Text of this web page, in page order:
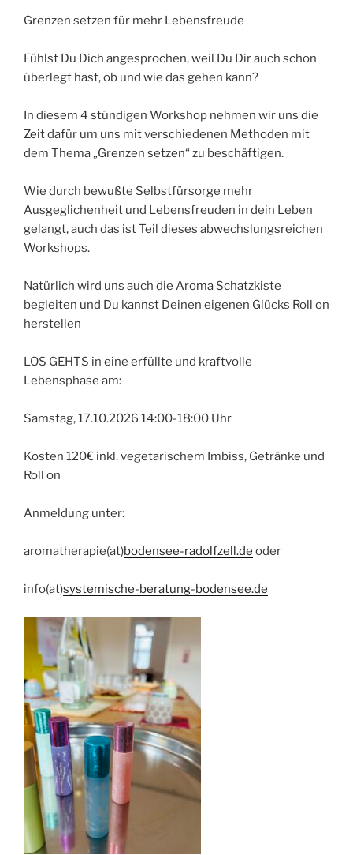
Grenzen setzen für mehr Lebensfreude
Fühlst Du Dich angesprochen, weil Du Dir auch schon
überlegt hast, ob und wie das gehen kann?
In diesem 4 stündigen Workshop nehmen wir uns die
Zeit dafür um uns mit verschiedenen Methoden mit
dem Thema „Grenzen setzen“ zu beschäftigen.
Wie durch bewußte Selbstfürsorge mehr
Ausgeglichenheit und Lebensfreuden in dein Leben
gelangt, auch das ist Teil dieses abwechslungsreichen
Workshops.
Natürlich wird uns auch die Aroma Schatzkiste
begleiten und Du kannst Deinen eigenen Glücks Roll on
herstellen
LOS GEHTS in eine erfüllte und kraftvolle
Lebensphase am:
Samstag, 17.10.2026 14:00-18:00 Uhr
Kosten 120€ inkl. vegetarischem Imbiss, Getränke und
Roll on
Anmeldung unter:
aromatherapie(at)bodensee-radolfzell.de oder
info(at)systemische-beratung-bodensee.de